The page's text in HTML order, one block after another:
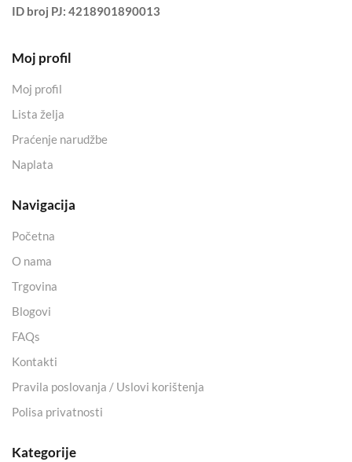
ID broj PJ: 4218901890013
Moj profil
Moj profil
Lista želja
Praćenje narudžbe
Naplata
Navigacija
Početna
O nama
Trgovina
Blogovi
FAQs
Kontakti
Pravila poslovanja / Uslovi korištenja
Polisa privatnosti
Kategorije